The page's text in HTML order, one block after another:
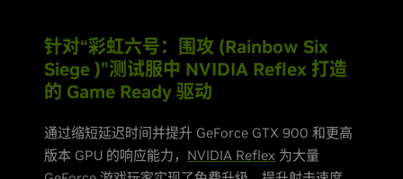
针对“彩虹六号：围攻 (Rainbow Six
Siege )”测试服中 NVIDIA Reflex 打造
的 Game Ready 驱动
通过缩短延迟时间并提升 GeForce GTX 900 和更高
版本 GPU 的响应能力， NVIDIA Reflex 为大量